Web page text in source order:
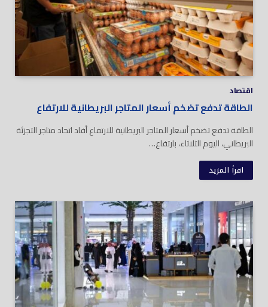
اقتصاد
الطاقة تدفع تضخم أسعار المتاجر البريطانية للارتفاع
الطاقة تدفع تضخم أسعار المتاجر البريطانية للارتفاع أفاد اتحاد متاجر التجزئة
البريطاني، اليوم الثلاثاء، بارتفاع…
اقرأ المزيد